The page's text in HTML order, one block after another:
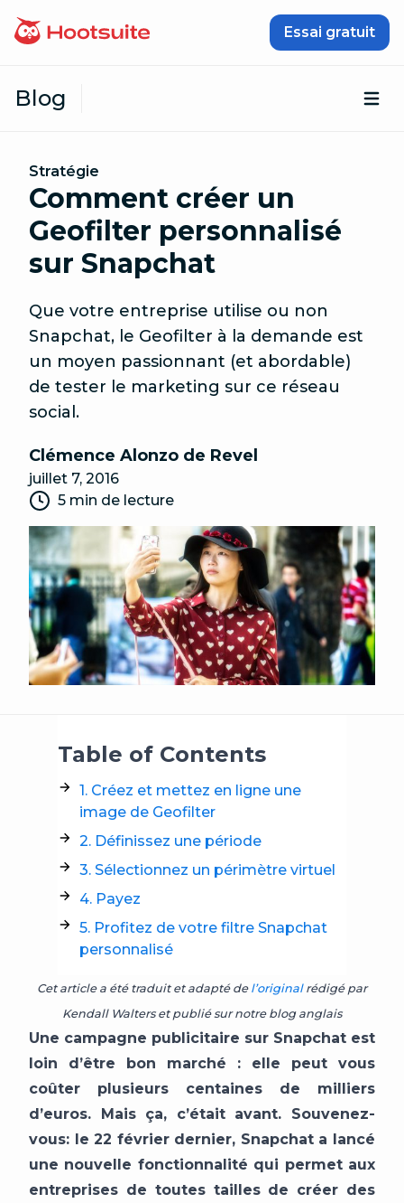
Essai gratuit
Blog
Stratégie
Comment créer un
Geofilter personnalisé
sur Snapchat
Que votre entreprise utilise ou non
Snapchat, le Geofilter à la demande est
un moyen passionnant (et abordable)
de tester le marketing sur ce réseau
social.
Clémence Alonzo de Revel
juillet 7, 2016
5 min de lecture
Table of Contents
1. Créez et mettez en ligne une
image de Geofilter
2. Définissez une période
3. Sélectionnez un périmètre virtuel
4. Payez
5. Profitez de votre filtre Snapchat
personnalisé
Cet article a été traduit et adapté de l’originalrédigé par
Kendall Walters et publié sur notre blog anglais
Une campagne publicitaire sur Snapchat est
loin d’être bon marché : elle peut vous
coûter plusieurs centaines de milliers
d’euros. Mais ça, c’était avant. Souvenez-
vous: le 22 février dernier, Snapchat a lancé
une nouvelle fonctionnalité qui permet aux
entreprises de toutes tailles de créer des